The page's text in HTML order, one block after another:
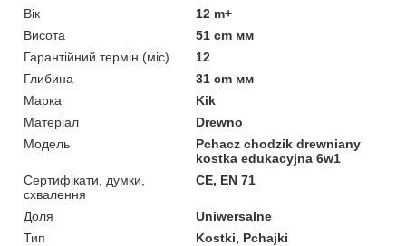
Вік
12 m+
Висота
51 cm мм
Гарантійний термін (міс)
12
Глибина
31 cm мм
Марка
Kik
Матеріал
Drewno
Мoдель
Pchacz chodzik drewniany
kostka edukacyjna 6w1
Сертифікати, думки,
схвалення
CE, EN 71
Доля
Uniwersalne
Тип
Kostki, Pchajki